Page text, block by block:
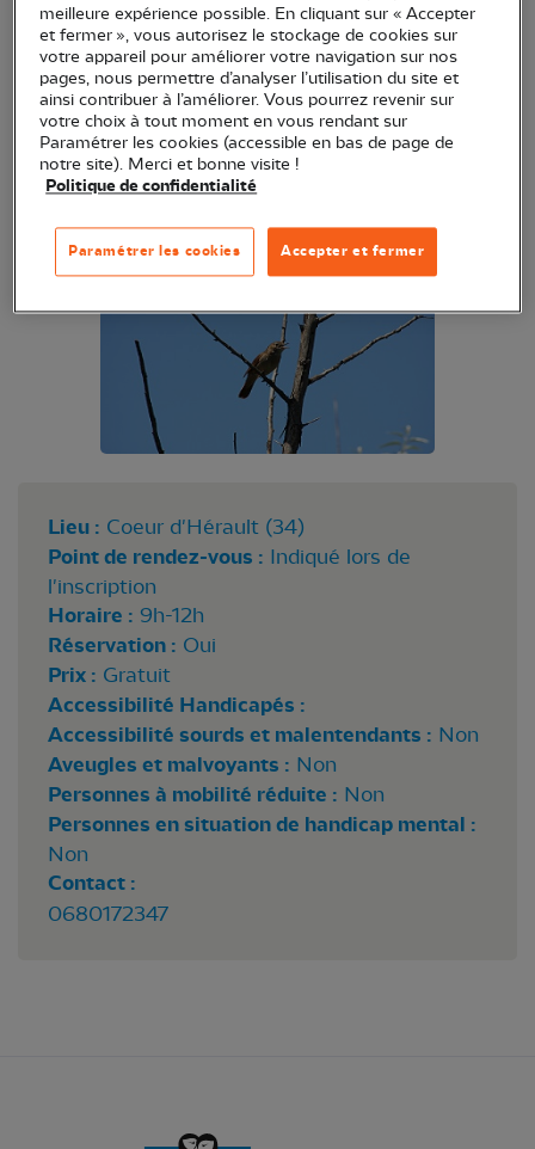
d'Hérault, Marc Ettore bénévole et conseiller
territorial de la LPO Occitanie délégation
territoriale Hérault, vous propose de vous initier à
la reconnaissance des chants d'oiseaux.
Réservé aux adhérents LPO du département de
l'Hérault à jour de cotisation (
Lieu : Coeur d'Hérault (34)
Point de rendez-vous : Indiqué lors de
l'inscription
Horaire : 9h-12h
Réservation : Oui
Prix : Gratuit
Accessibilité Handicapés :
Accessibilité sourds et malentendants : Non
Aveugles et malvoyants : Non
Personnes à mobilité réduite : Non
Personnes en situation de handicap mental :
Non
Contact :
0680172347
meilleure expérience possible. En cliquant sur « Accepter
et fermer », vous autorisez le stockage de cookies sur
votre appareil pour améliorer votre navigation sur nos
pages, nous permettre d’analyser l’utilisation du site et
ainsi contribuer à l’améliorer. Vous pourrez revenir sur
votre choix à tout moment en vous rendant sur
Paramétrer les cookies (accessible en bas de page de
notre site). Merci et bonne visite !
Politique de confidentialité
Accepter et fermer
Paramétrer les cookies